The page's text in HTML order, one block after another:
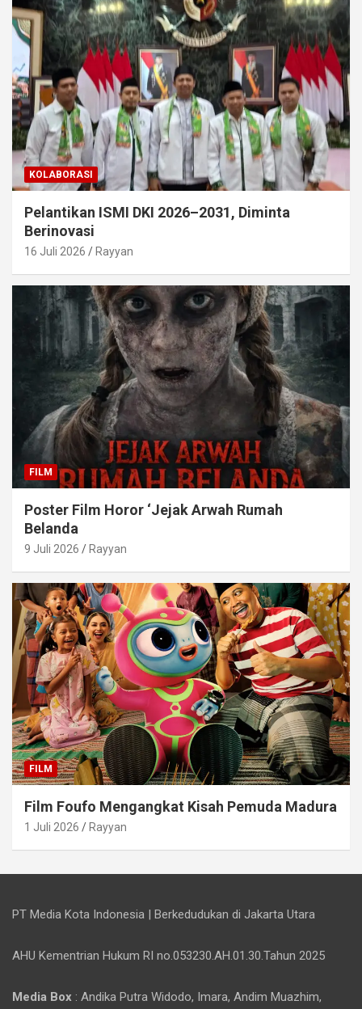
KOLABORASI
Pelantikan ISMI DKI 2026–2031, Diminta
Berinovasi
16 Juli 2026 Rayyan
FILM
Poster Film Horor ‘Jejak Arwah Rumah
Belanda
9 Juli 2026 Rayyan
FILM
Film Foufo Mengangkat Kisah Pemuda Madura
1 Juli 2026 Rayyan
PT Media Kota Indonesia | Berkedudukan di Jakarta Utara
AHU Kementrian Hukum RI no.053230.AH.01.30.Tahun 2025
Media Box : Andika Putra Widodo, Imara, Andim Muazhim,